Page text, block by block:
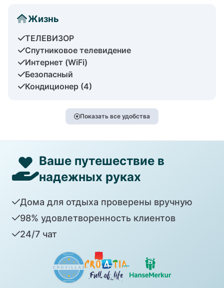
Жизнь
ТЕЛЕВИЗОР
Спутниковое телевидение
Интернет (WiFi)
Безопасный
Кондиционер (4)
Показать все удобства
Ваше путешествие в
надежных руках
Дома для отдыха проверены вручную
98% удовлетворенность клиентов
24/7 чат